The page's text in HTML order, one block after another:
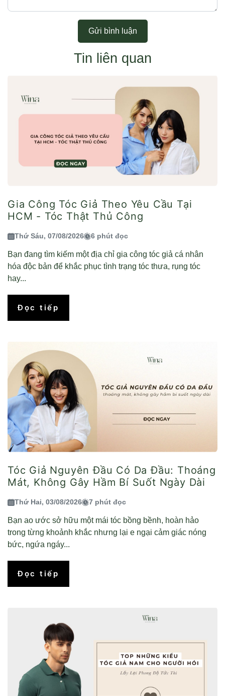
Gửi bình luận
Tin liên quan
Gia Công Tóc Giả Theo Yêu Cầu Tại
HCM - Tóc Thật Thủ Công
Thứ Sáu, 07/08/2026 6 phút đọc
Bạn đang tìm kiếm một địa chỉ gia công tóc giả cá nhân
hóa độc bản để khắc phục tình trạng tóc thưa, rụng tóc
hay...
Đọc tiếp
Tóc Giả Nguyên Đầu Có Da Đầu: Thoáng
Mát, Không Gây Hầm Bí Suốt Ngày Dài
Thứ Hai, 03/08/2026 7 phút đọc
Bạn ao ước sở hữu một mái tóc bồng bềnh, hoàn hảo
trong từng khoảnh khắc nhưng lại e ngại cảm giác nóng
bức, ngứa ngáy...
Đọc tiếp